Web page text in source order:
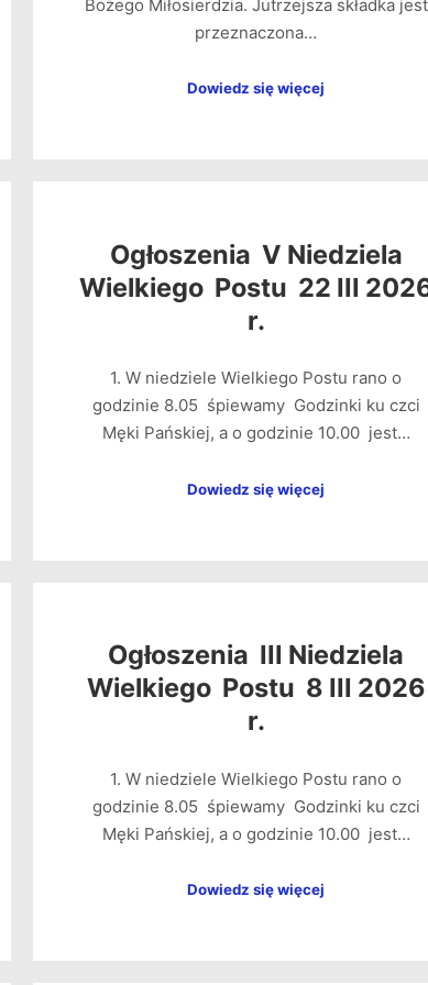
Bożego Miłosierdzia. Jutrzejsza składka jest
przeznaczona…
Dowiedz się więcej
Ogłoszenia V Niedziela
Wielkiego Postu 22 III
r.
1. W niedziele Wielkiego Postu rano o
godzinie 8.05 śpiewamy Godzinki ku czci
Męki Pańskiej, a o godzinie 10.00 jest…
Dowiedz się więcej
Ogłoszenia III Niedziela
Wielkiego Postu 8 III 2026
r.
1. W niedziele Wielkiego Postu rano o
godzinie 8.05 śpiewamy Godzinki ku czci
Męki Pańskiej, a o godzinie 10.00 jest…
Dowiedz się więcej